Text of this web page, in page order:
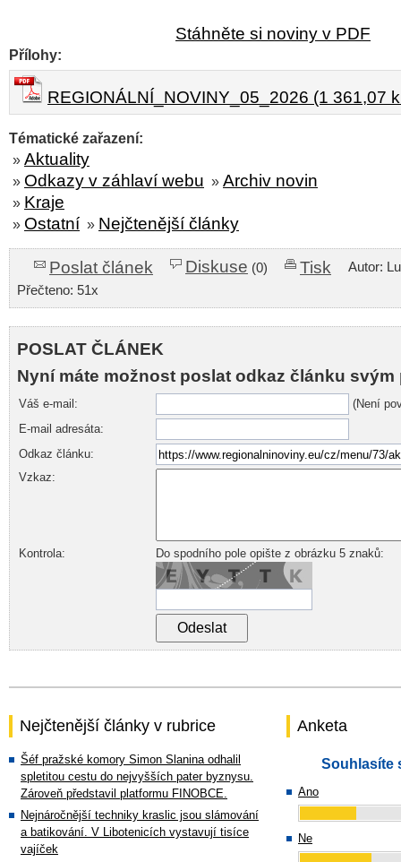
Stáhněte si noviny v PDF
Přílohy:
REGIONÁLNÍ_NOVINY_05_2026 (1 361,07
Tématické zařazení:
» Aktuality
» Odkazy v záhlaví webu » Archiv novin
» Kraje
» Ostatní » Nejčtenější články
Poslat článek Diskuse (0) Tisk
Autor:
Přečteno: 51x
POSLAT ČLÁNEK
Nyní máte možnost poslat odkaz článku svým
Váš e-mail:
(Není
E-mail adresáta:
Odkaz článku:
Vzkaz:
Kontrola: Do spodního pole opište z obrázku 5 znaků:
Nejčtenější články v rubrice
Šéf pražské komory Simon Slanina odhalil
spletitou cestu do nejvyšších pater byznysu.
Zároveň představil platformu FINOBCE.
Nejnáročnější techniky kraslic jsou slámování
a batikování. V Libotenicích vystavují tisíce
vajíček
Anketa
Souhlasíte
Ano
Ne